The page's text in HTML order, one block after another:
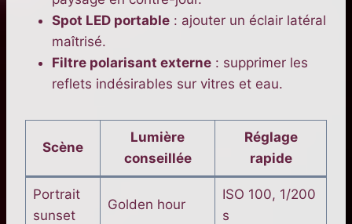
Spot LED portable : ajouter un éclair latéral
maîtrisé.
Filtre polarisant externe : supprimer les
reflets indésirables sur vitres et eau.
Scène
Lumière
conseillée
Réglage
rapide
Portrait
sunset
Golden hour
ISO 100, 1/200
s